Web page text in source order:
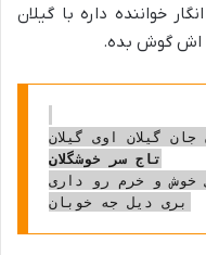
خواننده داره با گیلان
اش گوش بده.
تاج سر خوشگلان
خوش و خرم رو داری